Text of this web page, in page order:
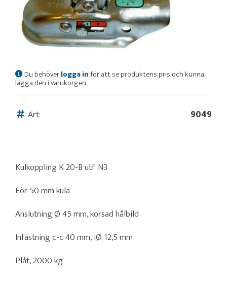
Du behöverlogga inför att se produktens pris och kunna
lägga den i varukorgen.
Art: 9049
Kulkoppling K 20-B utf. N3
För 50 mm kula
Anslutning Ø 45 mm, korsad hålbild
Infästning c-c 40 mm, iØ 12,5 mm
Plåt, 2000 kg